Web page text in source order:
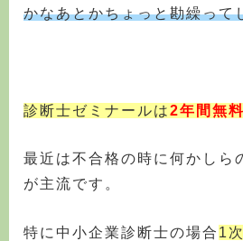
かなあとかちょっと勘繰って
診断士ゼミナールは2年間無料
最近は不合格の時に何かしら
が主流です。
特に中小企業診断士の場合 1